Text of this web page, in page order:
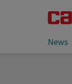
News
Sie lesen: